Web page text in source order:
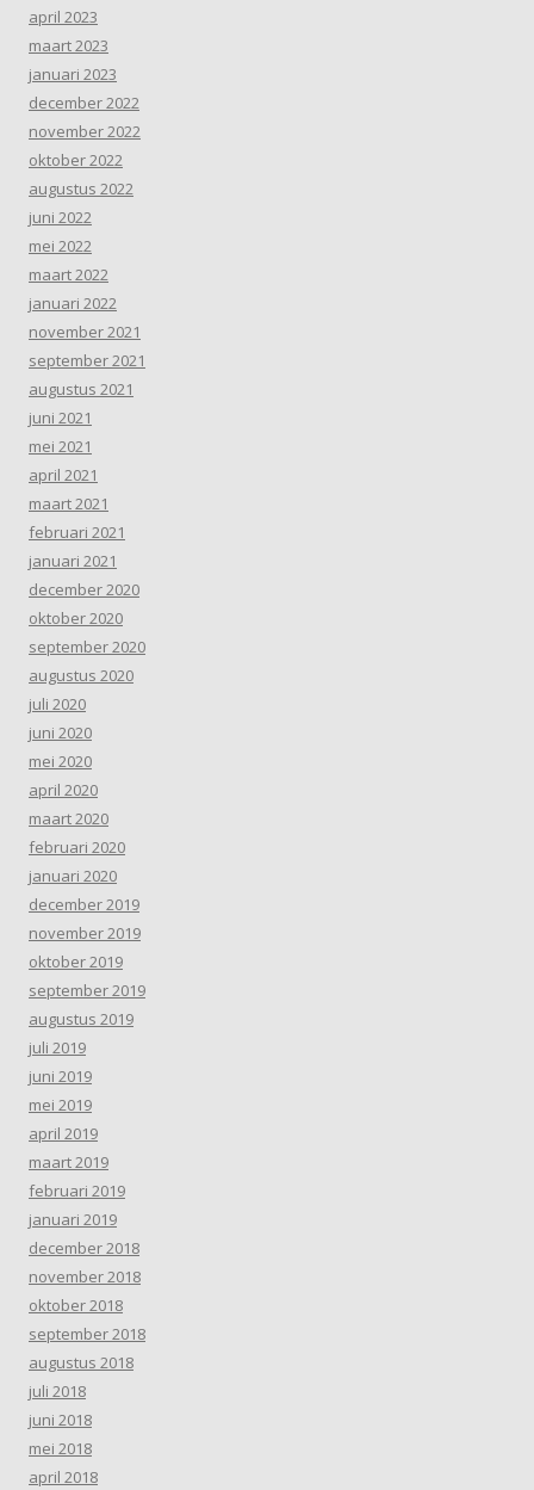
april 2023
maart 2023
januari 2023
december 2022
november 2022
oktober 2022
augustus 2022
juni 2022
mei 2022
maart 2022
januari 2022
november 2021
september 2021
augustus 2021
juni 2021
mei 2021
april 2021
maart 2021
februari 2021
januari 2021
december 2020
oktober 2020
september 2020
augustus 2020
juli 2020
juni 2020
mei 2020
april 2020
maart 2020
februari 2020
januari 2020
december 2019
november 2019
oktober 2019
september 2019
augustus 2019
juli 2019
juni 2019
mei 2019
april 2019
maart 2019
februari 2019
januari 2019
december 2018
november 2018
oktober 2018
september 2018
augustus 2018
juli 2018
juni 2018
mei 2018
april 2018